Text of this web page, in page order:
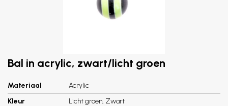
Bal in acrylic, zwart/licht groen
Materiaal
Acrylic
Kleur
Licht groen, Zwart